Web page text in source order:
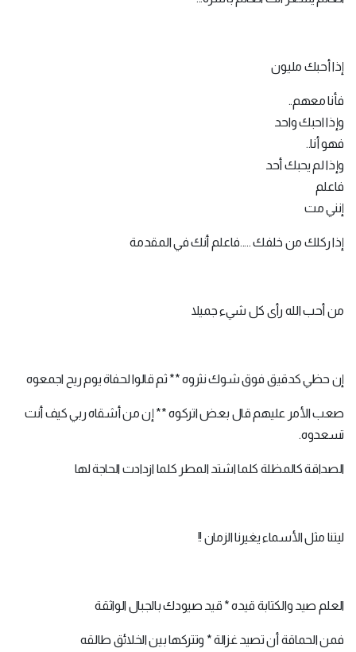
إذا أحبك مليون
فأنا معهم..
وإذا احبك واحد
فهو أنا..
وإذا لم يحبك أحد
فاعلم
إنني مت
إذا ركلك من خلفك .....فاعلم أنك في المقدمة
من أحب الله رأى كل شيء جميلا
إن حظي كدقيق فوق شوك نثروه ** ثم قالوا لحفاة يوم ريح اجمعوه
صعب الأمر عليهم قال بعض اتركوه ** إن من أشقاه ربي كيف أنت
تسعدوه.
الصداقة كالمظلة كلما اشتد المطر كلما ازدادت الحاجة لها
ليتنا مثل الأسماء يغيرنا الزمان !!
العلم صيد والكتابة قيده * قيد صيودك بالجبال الواثقة
فمن الحماقة أن تصيد غزالة * وتتركها بين الخلائق طالقه